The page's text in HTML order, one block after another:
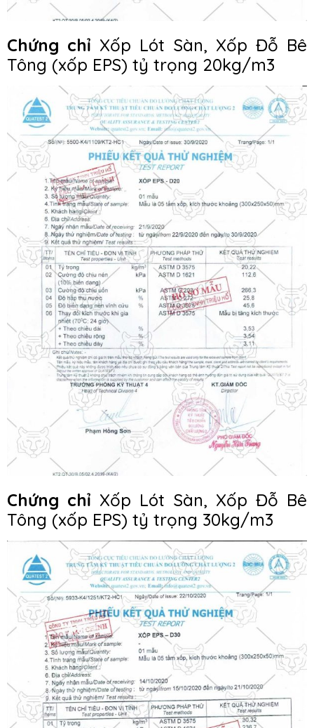
Chứng chỉ Xốp Lót Sàn, Xốp Đỗ Bê
Tông (xốp EPS) tỷ trọng 20kg/m3
Chứng chỉ Xốp Lót Sàn, Xốp Đỗ Bê
Tông (xốp EPS) tỷ trọng 30kg/m3